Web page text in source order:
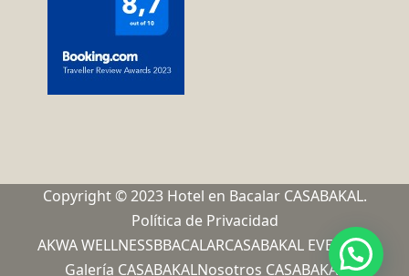
Copyright © 2023 Hotel en Bacalar CASABAKAL.
Política de Privacidad
AKWA WELLNESSBBACALARCASABAKAL EVENTOS
Galería CASABAKALNosotros CASABAKAL